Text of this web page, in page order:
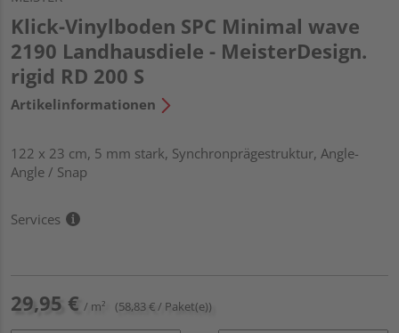
Klick-Vinylboden SPC Minimal wave
2190 Landhausdiele - MeisterDesign.
rigid RD 200 S
Artikelinformationen
122 x 23 cm, 5 mm stark, Synchronprägestruktur, Angle-
Angle / Snap
Services
29,95 € / m² (58,83 € / Paket(e))